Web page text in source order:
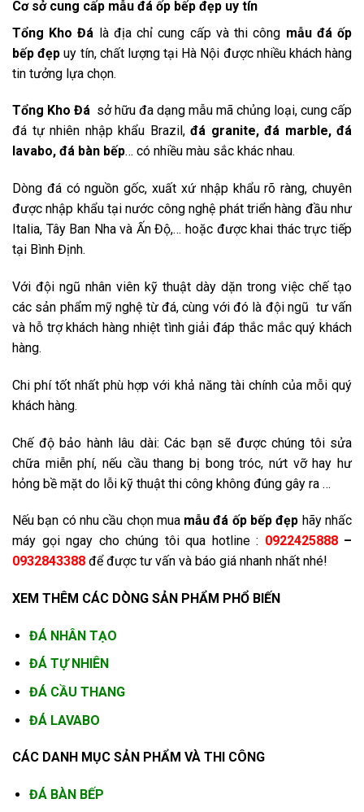
Cơ sở cung cấp mẫu đá ốp bếp đẹp uy tín
Tổng Kho Đá là địa chỉ cung cấp và thi công mẫu đá ốp
bếp đẹp uy tín, chất lượng tại Hà Nội được nhiều khách hàng
tin tưởng lựa chọn.
Tổng Kho Đá sở hữu đa dạng mẫu mã chủng loại, cung cấp
đá tự nhiên nhập khẩu Brazil, đá granite, đá marble, đá
lavabo, đá bàn bếp… có nhiều màu sắc khác nhau.
Dòng đá có nguồn gốc, xuất xứ nhập khẩu rõ ràng, chuyên
được nhập khẩu tại nước công nghệ phát triển hàng đầu như
Italia, Tây Ban Nha và Ấn Độ,… hoặc được khai thác trực tiếp
tại Bình Định.
Với đội ngũ nhân viên kỹ thuật dày dặn trong việc chế tạo
các sản phẩm mỹ nghệ từ đá, cùng với đó là đội ngũ tư vấn
và hỗ trợ khách hàng nhiệt tình giải đáp thắc mắc quý khách
hàng.
Chi phí tốt nhất phù hợp với khả năng tài chính của mỗi quý
khách hàng.
Chế độ bảo hành lâu dài: Các bạn sẽ được chúng tôi sửa
chữa miễn phí, nếu cầu thang bị bong tróc, nứt vỡ hay hư
hỏng bề mặt do lỗi kỹ thuật thi công không đúng gây ra …
Nếu bạn có nhu cầu chọn mua mẫu đá ốp bếp đẹp hãy nhấc
máy gọi ngay cho chúng tôi qua hotline : 0922425888–
0932843388 để được tư vấn và báo giá nhanh nhất nhé!
XEM THÊM CÁC DÒNG SẢN PHẨM PHỔ BIẾN
ĐÁ NHÂN TẠO
ĐÁ TỰ NHIÊN
ĐÁ CẦU THANG
ĐÁ LAVABO
CÁC DANH MỤC SẢN PHẨM VÀ THI CÔNG
ĐÁ BÀN BẾP